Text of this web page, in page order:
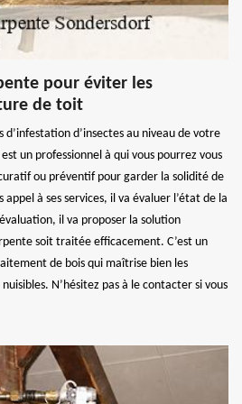
pour éviter les
de toit
d’infestation d’insectes au niveau de votre
un professionnel à qui vous pourrez vous
ou préventif pour garder la solidité de
à ses services, il va évaluer l’état de la
il va proposer la solution
soit traitée efficacement. C’est un
de bois qui maîtrise bien les
N’hésitez pas à le contacter si vous